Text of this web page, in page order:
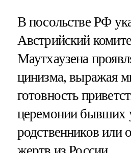
В посольстве РФ
Австрийский
Маутхаузена
цинизма, выражая
готовность
церемонии бывших
родственников или